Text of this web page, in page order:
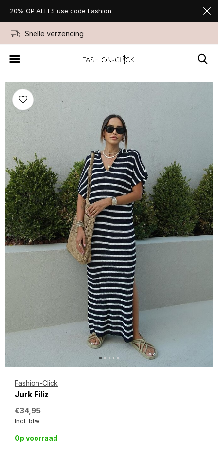
Snelle verzending
20% OP ALLES use code Fashion
Fashion-Click
Jurk Filiz
€34,95
Incl. btw
Op voorraad